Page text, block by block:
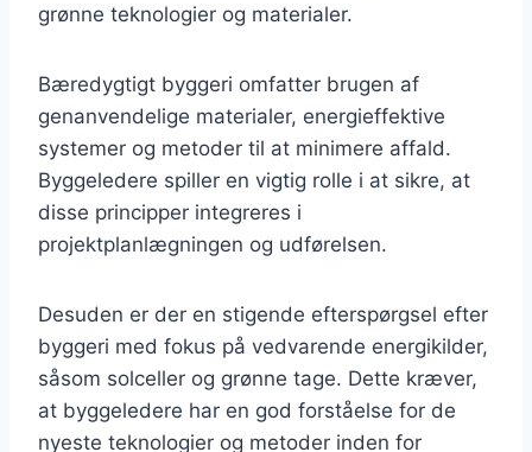
grønne teknologier og materialer.
Bæredygtigt byggeri omfatter brugen af
genanvendelige materialer, energieffektive
systemer og metoder til at minimere affald.
Byggeledere spiller en vigtig rolle i at sikre, at
disse principper integreres i
projektplanlægningen og udførelsen.
Desuden er der en stigende efterspørgsel efter
byggeri med fokus på vedvarende energikilder,
såsom solceller og grønne tage. Dette kræver,
at byggeledere har en god forståelse for de
nyeste teknologier og metoder inden for